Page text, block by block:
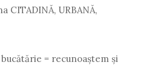
CITADINĂ, URBANĂ,
= recunoaștem și